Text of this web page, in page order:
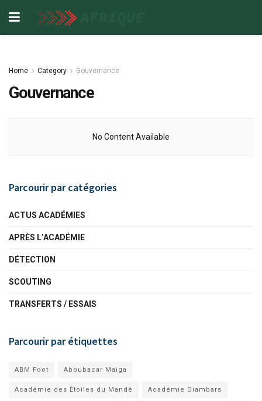
Home Category Gouvernance
Gouvernance
No Content Available
Parcourir par catégories
ACTUS ACADÉMIES
APRÈS L’ACADÉMIE
DÉTECTION
SCOUTING
TRANSFERTS / ESSAIS
Parcourir par étiquettes
ABM Foot Aboubacar Maiga
Académie des Étoiles du Mandé Académie Diambars